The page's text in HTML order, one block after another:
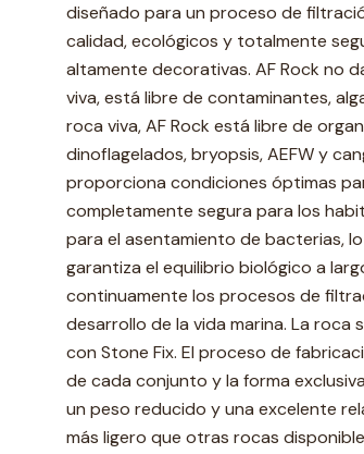
diseñado para un proceso de
calidad, ecológicos y totalmente
altamente decorativas. AF Rock no
viva, está libre de contaminantes,
roca viva, AF Rock está libre de
dinoflagelados, bryopsis, AEFW y
proporciona condiciones óptimas
completamente segura para los
para el asentamiento de bacterias,
garantiza el equilibrio biológico a
continuamente los procesos de
desarrollo de la vida marina. La
con Stone Fix. El proceso de
de cada conjunto y la forma
un peso reducido y una excelente
más ligero que otras rocas